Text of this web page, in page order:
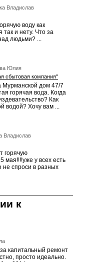
Владислав
воду как
так и нету. Что за
людьми? ...
Юлия
сбытовая компания"
Мурманской дом 47/7
горячая вода. Когда
Как
водой? Хочу вам ...
Владислав
горячую
мая!!!!уже у всех есть
не спроси в разных
к
капитальный ремонт
просто идеально.